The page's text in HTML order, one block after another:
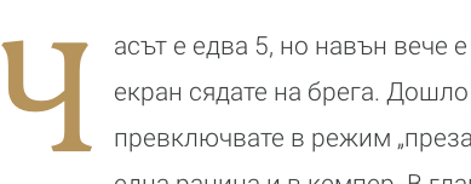
Ч
асът е едва 5, но навън вече
екран сядате на брега.
превключвате в режим